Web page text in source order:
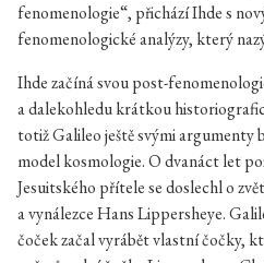
fenomenologie“, přichází Ihde s
fenomenologické analýzy, který
Ihde začíná svou post-
a dalekohledu krátkou
totiž Galileo ještě svými
model kosmologie. O dvanáct let
Jesuitského přítele se doslechl o
a vynálezce Hans Lippersheye.
čoček začal vyrábět vlastní čočky,